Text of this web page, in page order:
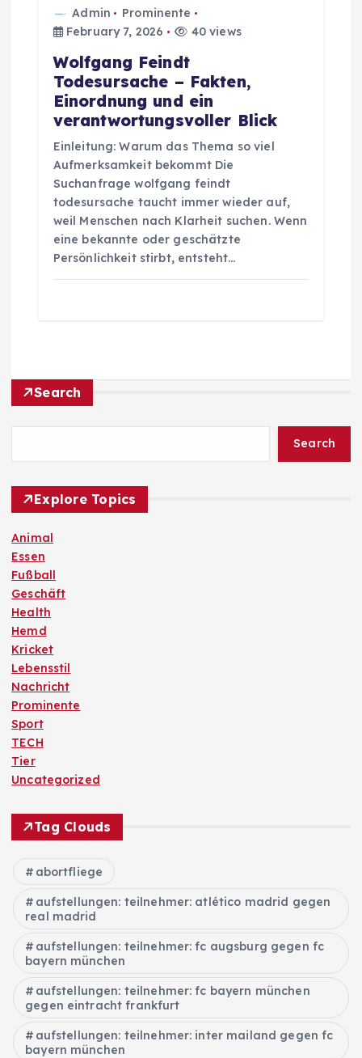
Admin
Prominente
February 7, 2026
40 views
Wolfgang Feindt
Todesursache – Fakten,
Einordnung und ein
verantwortungsvoller Blick
Einleitung: Warum das Thema so viel
Aufmerksamkeit bekommt Die
Suchanfrage wolfgang feindt
todesursache taucht immer wieder auf,
weil Menschen nach Klarheit suchen. Wenn
eine bekannte oder geschätzte
Persönlichkeit stirbt, entsteht…
Search
Search
Explore Topics
Animal
Essen
Fußball
Geschäft
Health
Hemd
Kricket
Lebensstil
Nachricht
Prominente
Sport
TECH
Tier
Uncategorized
Tag Clouds
abortfliege
aufstellungen: teilnehmer: atlético madrid gegen
real madrid
aufstellungen: teilnehmer: fc augsburg gegen fc
bayern münchen
aufstellungen: teilnehmer: fc bayern münchen
gegen eintracht frankfurt
aufstellungen: teilnehmer: inter mailand gegen fc
bayern münchen